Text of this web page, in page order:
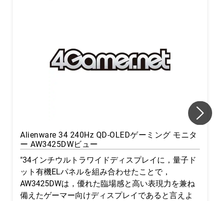
Alienware 34 240Hz QD-OLEDゲーミング モニタ
ー AW3425DWビュー
"34インチウルトラワイドディスプレイに，量子ド
ット有機ELパネルを組み合わせたことで，
AW3425DWは，優れた臨場感と高い表現力を兼ね
備えたゲーマー向けディスプレイであると言えよ